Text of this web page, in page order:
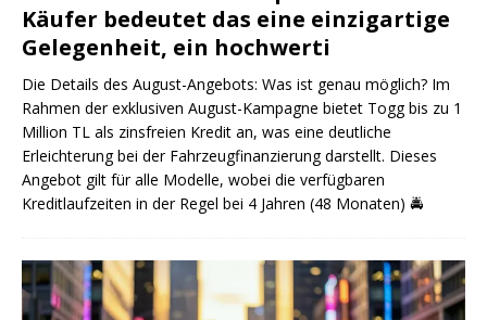
Käufer bedeutet das eine einzigartige
Gelegenheit, ein hochwerti
Die Details des August-Angebots: Was ist genau möglich? Im
Rahmen der exklusiven August-Kampagne bietet Togg bis zu 1
Million TL als zinsfreien Kredit an, was eine deutliche
Erleichterung bei der Fahrzeugfinanzierung darstellt. Dieses
Angebot gilt für alle Modelle, wobei die verfügbaren
Kreditlaufzeiten in der Regel bei 4 Jahren (48 Monaten) 🚔